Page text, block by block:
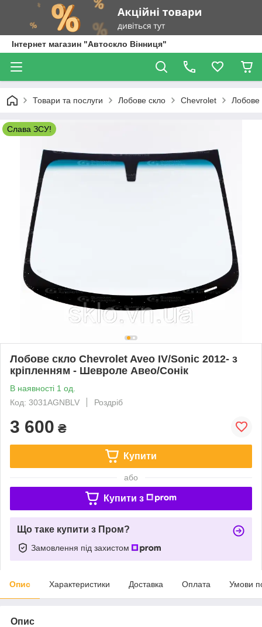
Інтернет магазин "Автоскло Вінниця"
Товари та послуги Лобове скло Chevrolet Лобове
Слава ЗСУ!
Лобове скло Chevrolet Aveo IV/Sonic 2012- з
кріпленням - Шевроле Авео/Сонік
В наявності 1 од.
Код: 3031AGNBLV
Роздріб
3 600 ₴
Купити
або
Купити з
Що таке купити з Пром?
Замовлення під захистом
Опис Характеристики Доставка Оплата Умови
Опис